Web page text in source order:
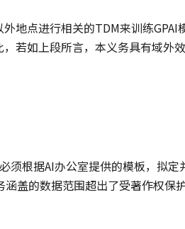
地点进行相关的TDM来训练GPAI
若如上段所言，本义务具有域外
须根据AI办公室提供的模板，拟
盖的数据范围超出了受著作权保